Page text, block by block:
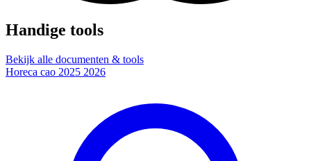
Handige tools
Bekijk alle documenten & tools
Horeca cao 2025 2026